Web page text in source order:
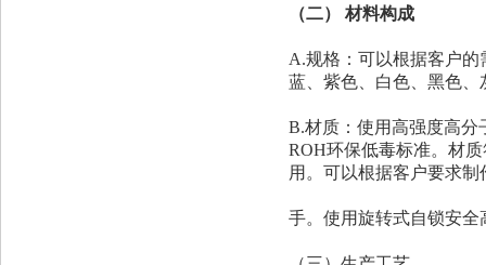
（二） 材料构成
A.规格：可以根据客户
蓝、紫色、白色、黑色
B.材质：使用高强度高分
ROH环保低毒标准。材
用。可以根据客户要求
手。使用旋转式自锁安